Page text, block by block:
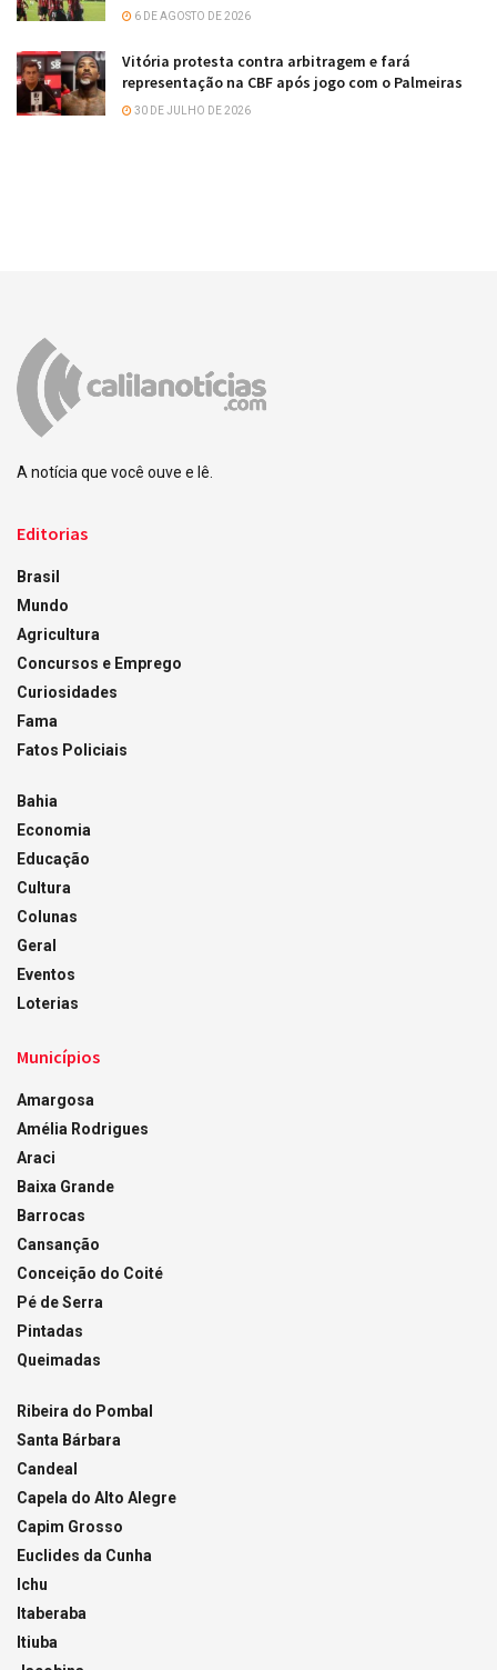
6 DE AGOSTO DE 2026
Vitória protesta contra arbitragem e fará
representação na CBF após jogo com o Palmeiras
30 DE JULHO DE 2026
A notícia que você ouve e lê.
Editorias
Brasil
Mundo
Agricultura
Concursos e Emprego
Curiosidades
Fama
Fatos Policiais
Bahia
Economia
Educação
Cultura
Colunas
Geral
Eventos
Loterias
Municípios
Amargosa
Amélia Rodrigues
Araci
Baixa Grande
Barrocas
Cansanção
Conceição do Coité
Pé de Serra
Pintadas
Queimadas
Ribeira do Pombal
Santa Bárbara
Candeal
Capela do Alto Alegre
Capim Grosso
Euclides da Cunha
Ichu
Itaberaba
Itiuba